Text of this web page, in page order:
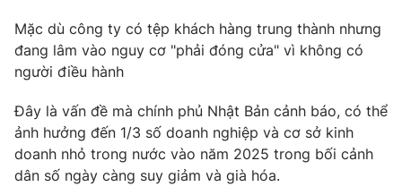
Sản phẩm
Thị trường
Tư vấn
Giao lưu trực tuyến
Lịch phát sóng
Chuyên mục khác
Emagazine Podcast
Mặc dù công ty có tệp khách hàng trung thành nhưng
đang lâm vào nguy cơ "phải đóng cửa" vì không có
người điều hành
Đây là vấn đề mà chính phủ Nhật Bản cảnh báo, có thể
ảnh hưởng đến 1/3 số doanh nghiệp và cơ sở kinh
doanh nhỏ trong nước vào năm 2025 trong bối cảnh
dân số ngày càng suy giảm và già hóa.